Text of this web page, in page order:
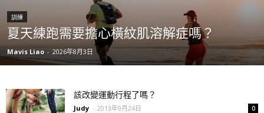
訓練
夏天練跑需要擔心橫紋肌溶解症嗎？
Mavis Liao - 2026年8月3日
該改變運動行程了嗎？
Judy - 2013年9月24日 0